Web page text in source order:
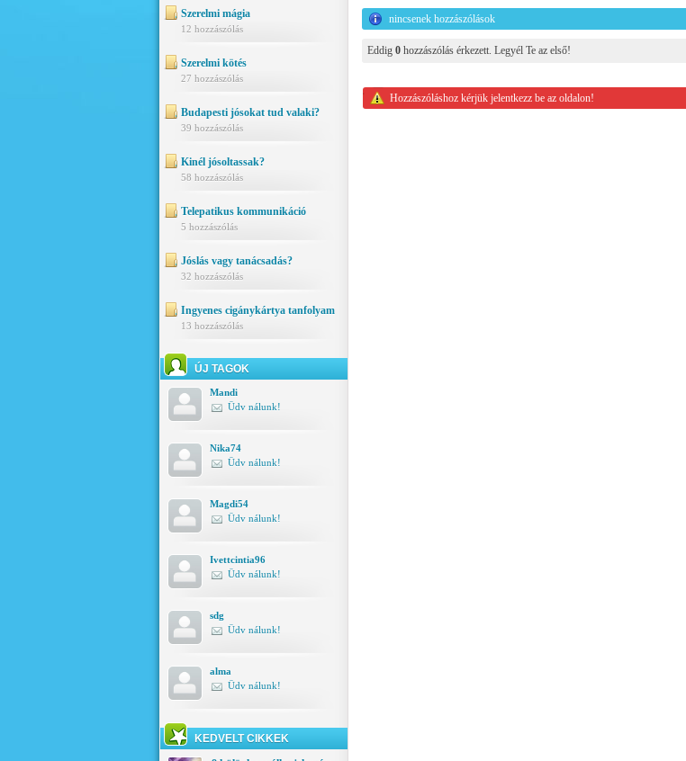
Szerelmi mágia
12 hozzászólás
Szerelmi kötés
27 hozzászólás
Budapesti jósokat tud valaki?
39 hozzászólás
Kinél jósoltassak?
58 hozzászólás
Telepatikus kommunikáció
5 hozzászólás
Jóslás vagy tanácsadás?
32 hozzászólás
Ingyenes cigánykártya tanfolyam
13 hozzászólás
ÚJ TAGOK
Mandi
Üdv nálunk!
Nika74
Üdv nálunk!
Magdi54
Üdv nálunk!
Ivettcintia96
Üdv nálunk!
sdg
Üdv nálunk!
alma
Üdv nálunk!
KEDVELT CIKKEK
nincsenek hozzászólások
Eddig 0hozzászólás érkezett. Legyél Te az első!
Hozzászóláshoz kérjük jelentkezz be az oldalon!